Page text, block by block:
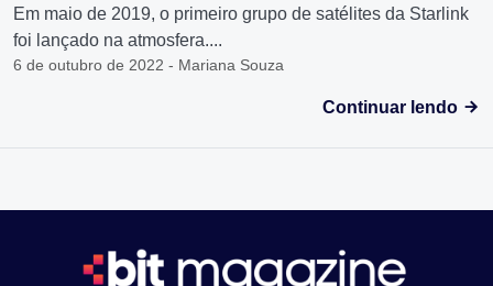
Em maio de 2019, o primeiro grupo de satélites da Starlink
foi lançado na atmosfera....
6 de outubro de 2022 - Mariana Souza
Continuar lendo